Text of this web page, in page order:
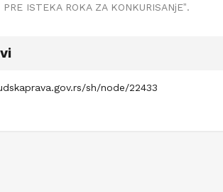
PRE ISTEKA ROKA ZA KONKURISANjEˮ.
sh/node/22433